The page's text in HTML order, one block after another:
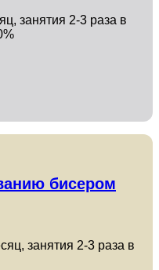
занятия 2-3 раза в
бисером
занятия 2-3 раза в